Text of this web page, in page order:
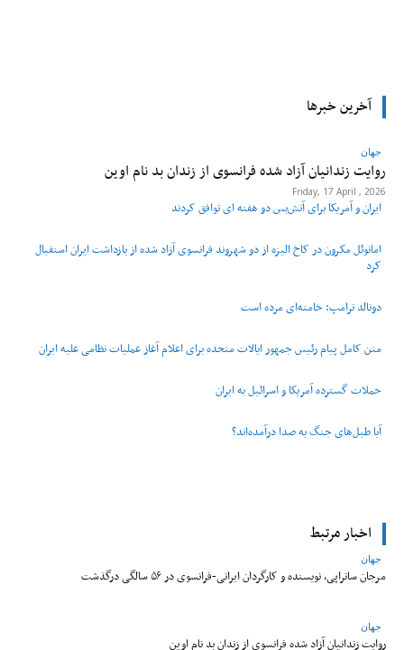
آخرین خبرها
جهان
روایت زندانیان آزاد شده فرانسوی از زندان ‌بد نام اوین
Friday, 17 April , 2026
ایران و آمریکا برای آتش‌بس دو هفته‌ ای توافق کردند
امانوئل مکرون در کاخ الیزه از دو شهروند فرانسوی آزاد شده از بازداشت ایران استقبال
کرد
دونالد ترامپ: خامنه‌ای مرده است
متن کامل پیام رئیس جمهور ایالات متحده برای اعلام آغاز عملیات نظامی علیه ایران
حملات گسترده آمریکا و اسرائیل به ایران
آیا طبل‌های جنگ به صدا درآمده‌اند؟
اخبار مرتبط
جهان
مرجان ساتراپی، نویسنده و کارگردان ایرانی-فرانسوی در ۵۶ سالگی درگذشت
جهان
روایت زندانیان آزاد شده فرانسوی از زندان ‌بد نام اوین